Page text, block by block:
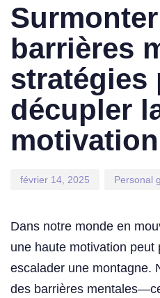
barrières
stratégies
décupler
motivation
février 14, 2025 Personal
Dans notre monde en
une haute motivation
escalader une montagne.
des barrières